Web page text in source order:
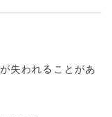
失われることがあ